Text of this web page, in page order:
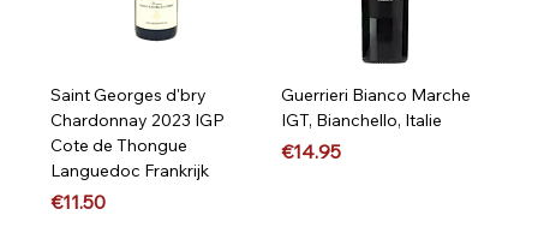
Saint Georges d'bry
Chardonnay 2023 IGP
Cote de Thongue
Languedoc Frankrijk
Price
€11.50
Guerrieri Bianco Marche
IGT, Bianchello, Italie
Price
€14.95